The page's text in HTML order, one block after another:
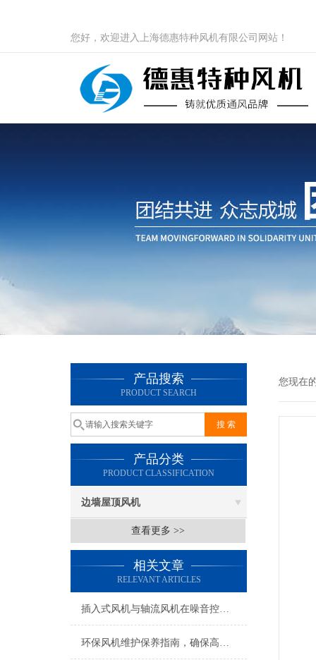
您好，欢迎进入上海德惠特种风机有限公司网站！
产品搜索
PRODUCT SEARCH
产品分类
PRODUCT CLASSIFICATION
边墙屋顶风机
查看更多 >>
相关文章
RELEVANT ARTICLES
插入式风机与轴流风机在噪音控制上有何差异？
环保风机维护保养指南，确保高效稳定运行
您现在